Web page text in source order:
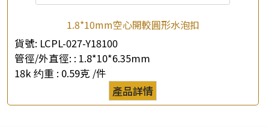
1.8*10mm空心開較圓形水泡扣
貨號: LCPL-027-Y18100
管徑/外直徑: : 1.8*10*6.35mm
18k 约重 : 0.59克 /件
產品詳情